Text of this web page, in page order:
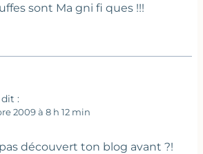
sont Ma gni fi ques !!!
dit :
2009 à 8 h 12 min
découvert ton blog avant ?!